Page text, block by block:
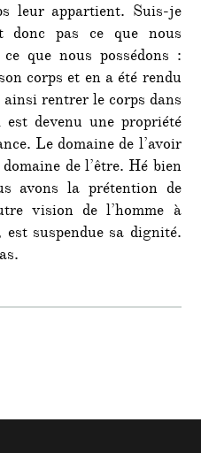
leur appartient. Suis-je
donc pas ce que nous
ce que nous possédons :
corps et en a été rendu
rentrer le corps dans
devenu une propriété
Le domaine de l’avoir
de l’être. Hé bien
avons la prétention de
vision de l’homme à
suspendue sa dignité.